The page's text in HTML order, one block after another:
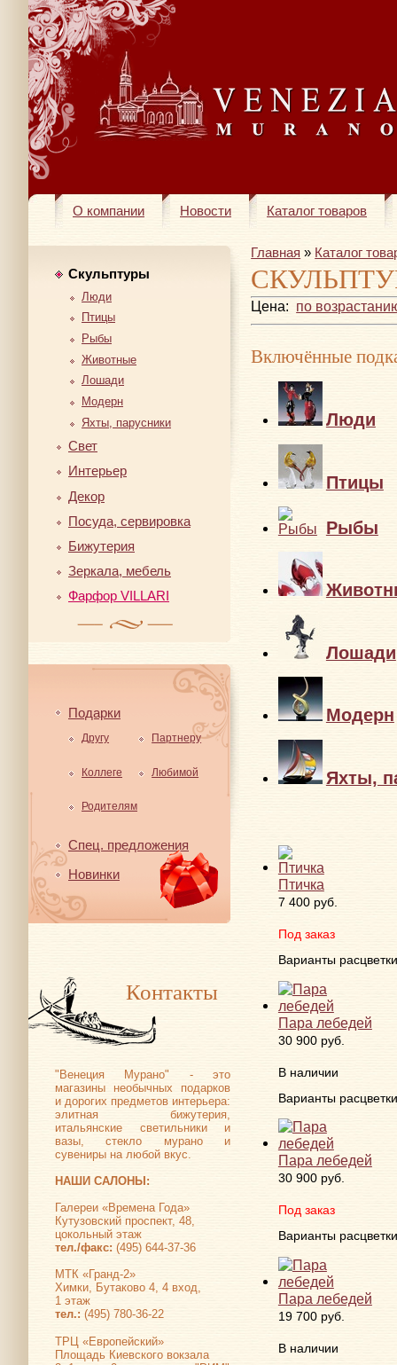
О компании Новости Каталог товаров
Скульптуры
Люди
Птицы
Рыбы
Животные
Лошади
Модерн
Яхты, парусники
Свет
Интерьер
Декор
Посуда, сервировка
Бижутерия
Зеркала, мебель
Фарфор VILLARI
Подарки
Другу Партнеру
Коллеге Любимой
Родителям
Спец. предложения
Новинки
Контакты
"Венеция Мурано" - это
магазины необычных подарков
и дорогих предметов интерьера:
элитная бижутерия,
итальянские светильники и
вазы, стекло мурано и
сувениры на любой вкус.
НАШИ САЛОНЫ:
Галереи «Времена Года»
Кутузовский проспект, 48,
цокольный этаж
тел./факс: (495) 644-37-36
МТК «Гранд-2»
Химки, Бутаково 4, 4 вход,
1 этаж
тел.: (495) 780-36-22
ТРЦ «Европейский»
Площадь Киевского вокзала
Главная » Каталог
Цена: по
Включённые
Люди
Птицы
Рыбы
Лошади
Модерн
Яхты,
Птичка
7 400 руб.
Под заказ
Варианты расцветки
Пара лебедей
30 900 руб.
В наличии
Варианты расцветки
Пара лебедей
30 900 руб.
Под заказ
Варианты расцветки
Пара лебедей
19 700 руб.
В наличии